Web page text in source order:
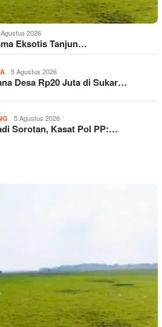
2026
Eksotis Tanjun…
5 Agustus 2026
Desa Rp20 Juta di Sukar…
5 Agustus 2026
Sorotan, Kasat Pol PP:…